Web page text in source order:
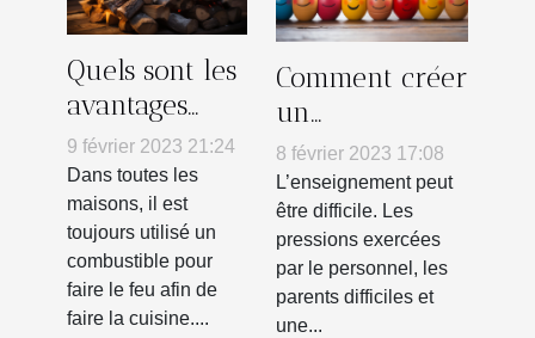
Quels sont les
avantages
d’utiliser le
chauffage au
bois ?
9 février 2023 21:24
Dans toutes les
maisons, il est
toujours utilisé un
combustible pour
faire le feu afin de
faire la cuisine....
Comment créer
un
environnement
d’apprentissage
grâce à la
psychologie
positive
8 février 2023 17:08
L’enseignement peut
être difficile. Les
pressions exercées
par le personnel, les
parents difficiles et
une...